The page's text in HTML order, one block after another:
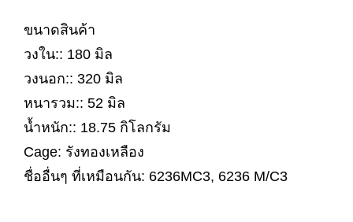
ขนาดสินค้า
วงใน:: 180 มิล
วงนอก:: 320 มิล
หนารวม:: 52 มิล
น้ำหนัก:: 18.75 กิโลกรัม
Cage: รังทองเหลือง
ชื่ออื่นๆ ที่เหมือนกัน: 6236MC3, 6236 M/C3